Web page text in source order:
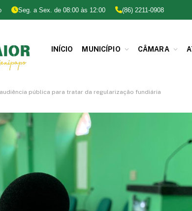
Seg. a Sex. de 08:00 às 12:00 (86) 2211-0908
INÍCIO MUNICÍPIO CÂMARA
pública para tratar da regularização fundiária